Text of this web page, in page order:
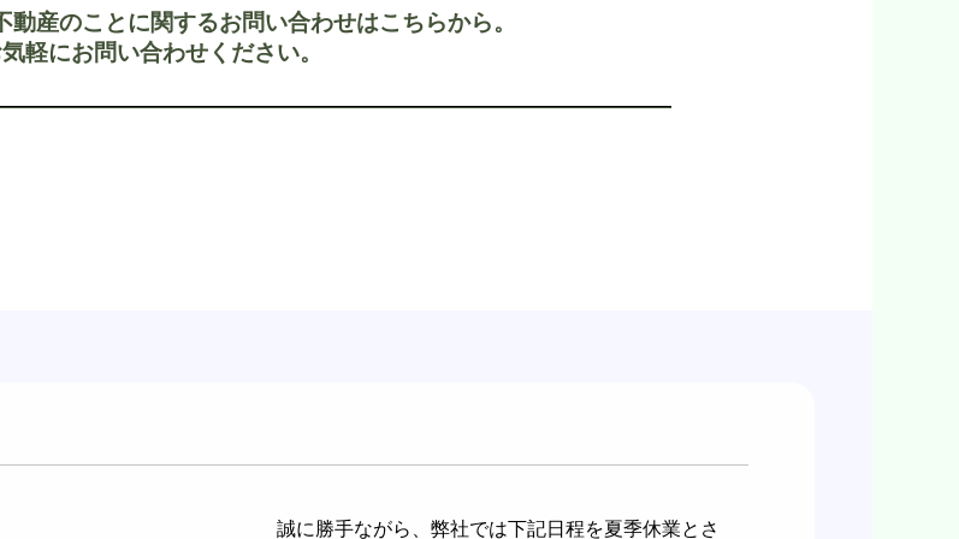
産のことに関するお問い合わせはこちらから。
軽にお問い合わせください。
誠に勝手ながら、弊社では下記日程を夏季休業とさ